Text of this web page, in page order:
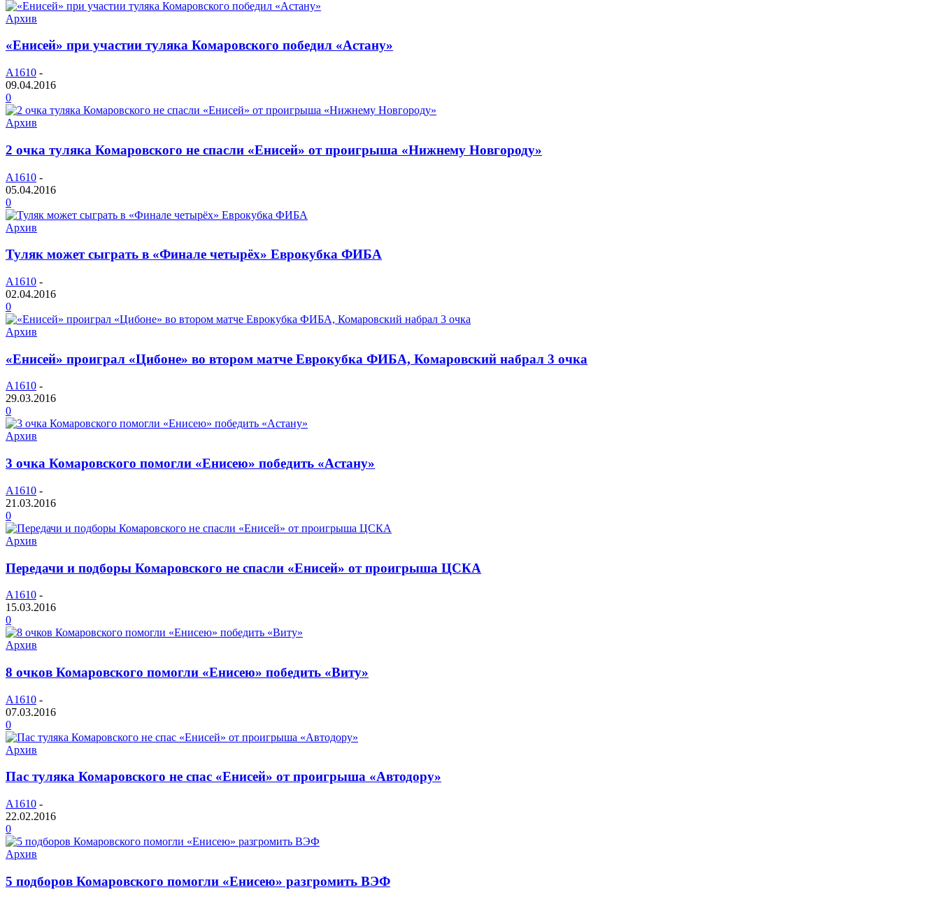
Архив
«Енисей» при участии туляка Комаровского победил «Астану»
A1610 -
09.04.2016
0
Архив
2 очка туляка Комаровского не спасли «Енисей» от проигрыша «Нижнему Новгороду»
A1610 -
05.04.2016
0
Архив
Туляк может сыграть в «Финале четырёх» Еврокубка ФИБА
A1610 -
02.04.2016
0
Архив
«Енисей» проиграл «Цибоне» во втором матче Еврокубка ФИБА, Комаровский набрал 3 очка
A1610 -
29.03.2016
0
Архив
3 очка Комаровского помогли «Енисею» победить «Астану»
A1610 -
21.03.2016
0
Архив
Передачи и подборы Комаровского не спасли «Енисей» от проигрыша ЦСКА
A1610 -
15.03.2016
0
Архив
8 очков Комаровского помогли «Енисею» победить «Виту»
A1610 -
07.03.2016
0
Архив
Пас туляка Комаровского не спас «Енисей» от проигрыша «Автодору»
A1610 -
22.02.2016
0
Архив
5 подборов Комаровского помогли «Енисею» разгромить ВЭФ